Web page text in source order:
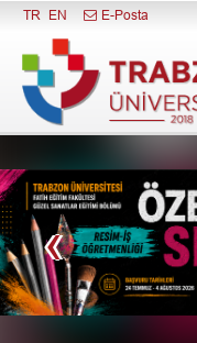
Menüyü Kapat
TR EN E-Posta
‹